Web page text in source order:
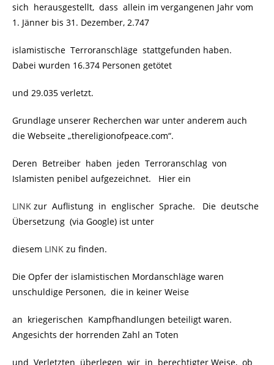
sich herausgestellt, dass allein im vergangenen Jahr vom
1. Jänner bis 31. Dezember, 2.747
islamistische Terroranschläge stattgefunden haben.
Dabei wurden 16.374 Personen getötet
und 29.035 verletzt.
Grundlage unserer Recherchen war unter anderem auch
die Webseite „thereligionofpeace.com“.
Deren Betreiber haben jeden Terroranschlag von
Islamisten penibel aufgezeichnet. Hier ein
LINK zur Auflistung in englischer Sprache. Die deutsche
Übersetzung (via Google) ist unter
diesem LINK zu finden.
Die Opfer der islamistischen Mordanschläge waren
unschuldige Personen, die in keiner Weise
an kriegerischen Kampfhandlungen beteiligt waren.
Angesichts der horrenden Zahl an Toten
und Verletzten überlegen wir in berechtigter Weise, ob